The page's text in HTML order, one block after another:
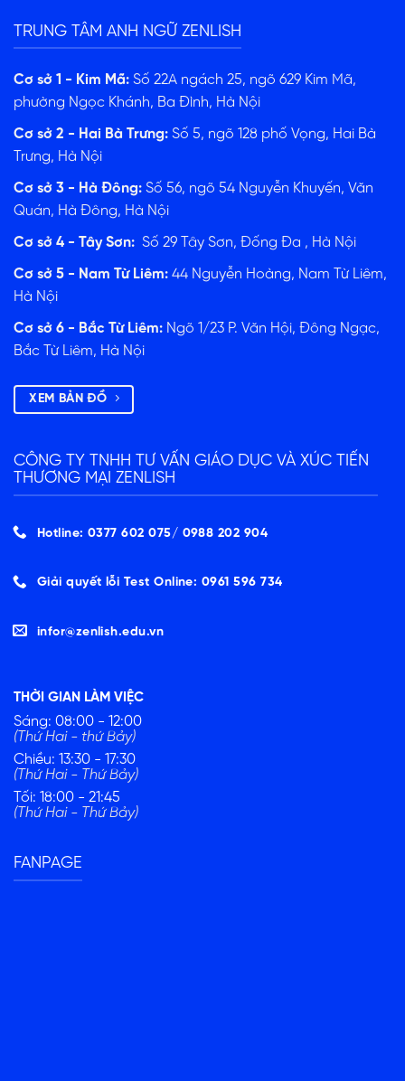
TRUNG TÂM ANH NGỮ ZENLISH
Cơ sở 1 - Kim Mã: Số 22A ngách 25, ngõ 629 Kim Mã,
phường Ngọc Khánh, Ba Đình, Hà Nội
Cơ sở 2 - Hai Bà Trưng: Số 5, ngõ 128 phố Vọng, Hai Bà
Trưng, Hà Nội
Cơ sở 3 - Hà Đông: Số 56, ngõ 54 Nguyễn Khuyến, Văn
Quán, Hà Đông, Hà Nội
Cơ sở 4 - Tây Sơn: Số 29 Tây Sơn, Đống Đa , Hà Nội
Cơ sở 5 - Nam Từ Liêm: 44 Nguyễn Hoàng, Nam Từ Liêm,
Hà Nội
Cơ sở 6 - Bắc Từ Liêm: Ngõ 1/23 P. Văn Hội, Đông Ngạc,
Bắc Từ Liêm, Hà Nội
XEM BẢN ĐỒ
CÔNG TY TNHH TƯ VẤN GIÁO DỤC VÀ XÚC TIẾN
THƯƠNG MẠI ZENLISH
Hotline: 0377 602 075/ ‭0988 202 904‬
Giải quyết lỗi Test Online: 0961 596 734
infor@zenlish.edu.vn
THỜI GIAN LÀM VIỆC
Sáng: 08:00 - 12:00
(Thứ Hai - thứ Bảy)
Chiều: 13:30 - 17:30
(Thứ Hai - Thứ Bảy)
Tối: 18:00 - 21:45
(Thứ Hai - Thứ Bảy)
FANPAGE